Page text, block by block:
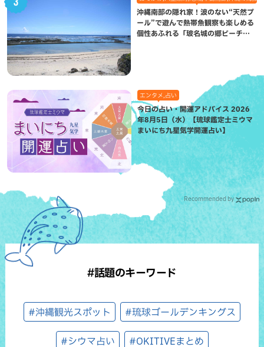
沖縄南部の隠れ家！波のない“天然プ
ール”で遊んで熱帯魚観察も楽しめる
個性あふれる「玻名城の郷ビーチ」
エンタメ,占い
今日の占い・開運アドバイス 2026
年8月5日（水）【琉球鑑定士ミウマ
まいにち九星気学開運占い】
Recommended by
#話題のキーワード
#沖縄観光スポット #琉球ゴールデンキングス
#シウマ占い #OKITIVEまとめ